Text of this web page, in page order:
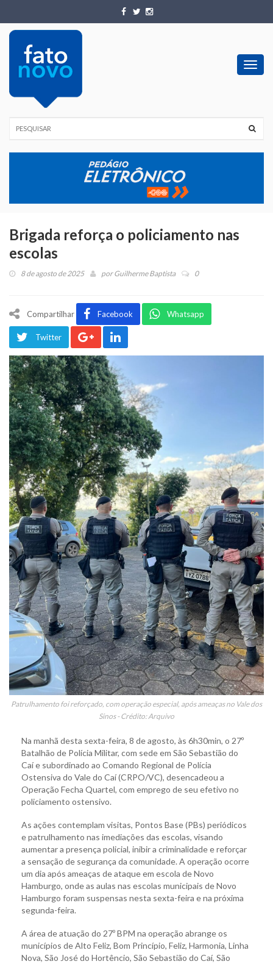
Brigada reforça o policiamento nas
escolas
8 de agosto de 2025 porGuilherme Baptista 0
Compartilhar Facebook Whatsapp
Twitter
Patrulhamento foi reforçado, com operação especial, após ameaças no Vale dos
Sinos - Crédito: Arquivo
Na manhã desta sexta-feira, 8 de agosto, às 6h30min, o 27º
Batalhão de Polícia Militar, com sede em São Sebastião do
Caí e subordinado ao Comando Regional de Polícia
Ostensiva do Vale do Caí (CRPO/VC), desencadeou a
Operação Fecha Quartel, com emprego de seu efetivo no
policiamento ostensivo.
As ações contemplam visitas, Pontos Base (PBs) periódicos
e patrulhamento nas imediações das escolas, visando
aumentar a presença policial, inibir a criminalidade e reforçar
a sensação de segurança da comunidade. A operação ocorre
um dia após ameaças de ataque em escola de Novo
Hamburgo, onde as aulas nas escolas municipais de Novo
Hamburgo foram suspensas nesta sexta-feira e na próxima
segunda-feira.
A área de atuação do 27º BPM na operação abrange os
municípios de Alto Feliz, Bom Princípio, Feliz, Harmonia, Linha
Nova, São José do Hortêncio, São Sebastião do Caí, São